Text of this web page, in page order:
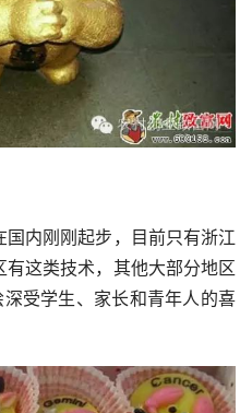
内刚刚起步，目前只有浙江
这类技术，其他大部分地区
受学生、家长和青年人的喜